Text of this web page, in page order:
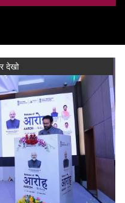
कैप्टिव और कमर्शियल खदानों में
देखो